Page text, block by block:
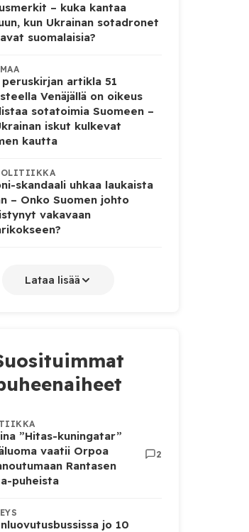
– kuka kantaa
kun Ukrainan sotadronet
suomalaisia?
peruskirjan artikla 51
Venäjällä on oikeus
sotatoimia Suomeen –
iskut kulkevat
kautta
skandaali uhkaa laukaista
– Onko Suomen johto
vakavaan
Lataa lisää
”Hitas-kuningatar”
vaatii Orpoa
Rantasen
puheista
2
jo 10